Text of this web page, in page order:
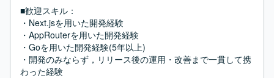
■歓迎スキル：
・Next.jsを用いた開発経験
・AppRouterを用いた開発経験
・Goを用いた開発経験(5年以上)
・開発のみならず，リリース後の運用・改善まで一貫して携
わった経験